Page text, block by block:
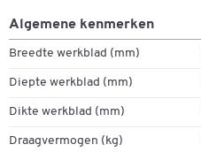
Algemene kenmerken
Breedte werkblad (mm)
Diepte werkblad (mm)
Dikte werkblad (mm)
Draagvermogen (kg)